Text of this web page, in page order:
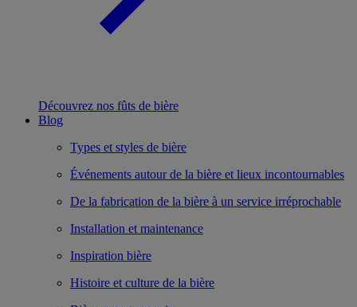
Découvrez nos fûts de bière
Blog
Types et styles de bière
Événements autour de la bière et lieux incontournables
De la fabrication de la bière à un service irréprochable
Installation et maintenance
Inspiration bière
Histoire et culture de la bière